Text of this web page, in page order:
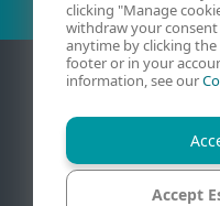
clicking "Manage
withdraw your
anytime by clicking
footer or in your
information, see our
Accept